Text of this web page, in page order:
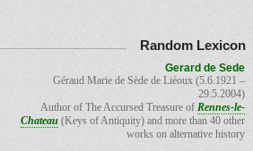
Random Lexicon
Gerard de Sede
Géraud Marie de Sède de Liéoux (5.6.1921 –
29.5.2004)
Author of The Accursed Treasure of Rennes-le-
Chateau (Keys of Antiquity) and more than 40 other
works on alternative history